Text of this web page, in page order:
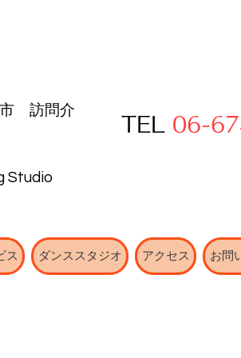
市 ​訪問介
TEL 06-
ス ダンススタジオ アクセス お問